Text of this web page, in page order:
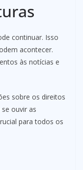
continuar. Isso
acontecer.
às notícias e
sobre os direitos
ouvir as
para todos os